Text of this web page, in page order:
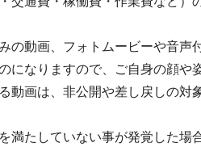
の動画、フォトムービーや音声
なりますので、ご自身の顔や
動画は、非公開や差し戻しの対
満たしていない事が発覚した場